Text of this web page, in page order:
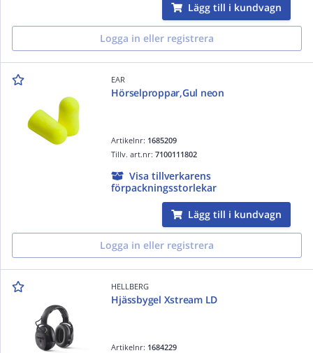
Lägg till i kundvagn
Logga in eller registrera
EAR
Hörselproppar,Gul neon
Artikelnr: 1685209
Tillv. art.nr:7100111802
Visa tillverkarens
förpackningsstorlekar
Lägg till i kundvagn
Logga in eller registrera
HELLBERG
Hjässbygel Xstream LD
Artikelnr: 1684229